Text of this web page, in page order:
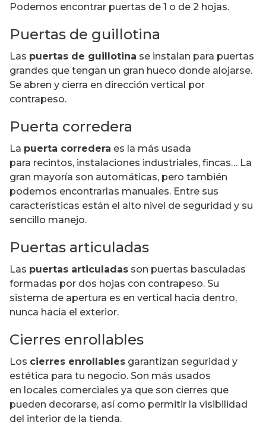
Podemos encontrar puertas de 1 o de 2 hojas.
Puertas de guillotina
Las puertas de guillotina se instalan para puertas
grandes que tengan un gran hueco donde alojarse.
Se abren y cierra en dirección vertical por
contrapeso.
Puerta corredera
La puerta corredera es la más usada
para recintos, instalaciones industriales, fincas… La
gran mayoría son automáticas, pero también
podemos encontrarlas manuales. Entre sus
características están el alto nivel de seguridad y su
sencillo manejo.
Puertas articuladas
Las puertas articuladas son puertas basculadas
formadas por dos hojas con contrapeso. Su
sistema de apertura es en vertical hacia dentro,
nunca hacia el exterior.
Cierres enrollables
Los cierres enrollables garantizan seguridad y
estética para tu negocio. Son más usados
en locales comerciales ya que son cierres que
pueden decorarse, así como permitir la visibilidad
del interior de la tienda.